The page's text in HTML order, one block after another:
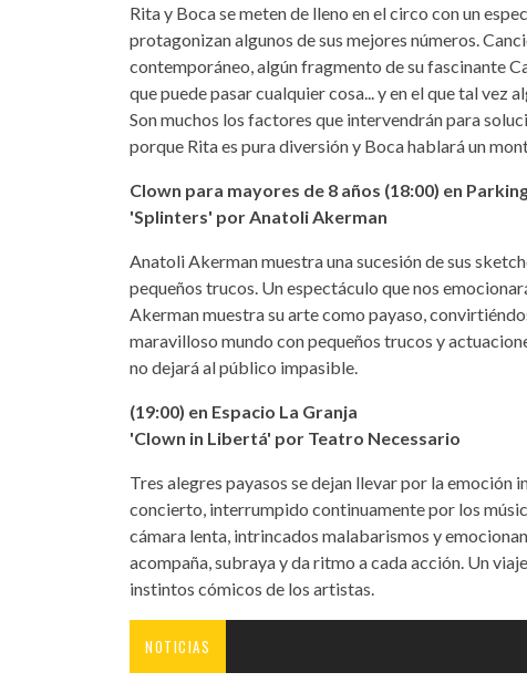
Rita y Boca se meten de lleno en el circo con un
protagonizan algunos de sus mejores números.
contemporáneo, algún fragmento de su fascinante
que puede pasar cualquier cosa... y en el que tal vez
Son muchos los factores que intervendrán para
porque Rita es pura diversión y Boca hablará un
Clown para mayores de 8 años (18:00) en
'Splinters' por Anatoli Akerman
Anatoli Akerman muestra una sucesión de sus
pequeños trucos. Un espectáculo que nos
Akerman muestra su arte como payaso,
maravilloso mundo con pequeños trucos y
no dejará al público impasible.
(19:00) en Espacio La Granja
'Clown in Libertá' por Teatro Necessario
Tres alegres payasos se dejan llevar por la emoción
concierto, interrumpido continuamente por los
cámara lenta, intrincados malabarismos y
acompaña, subraya y da ritmo a cada acción. Un
instintos cómicos de los artistas.
NOTICIAS